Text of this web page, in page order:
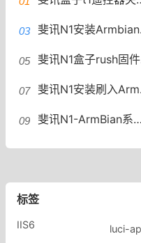
斐讯N1安装Armbian配置与优化部署甜糖程序
斐讯N1盒子rush固件安卓android crontab定时执行脚本支持启动任意程序
斐讯N1安装刷入Armbian系统后安装BT宝塔面板教程
斐讯N1-ArmBian系统安装宝塔面板斐讯N1刷入支持FullCone Nat的Armbian系统
标签
IIS6